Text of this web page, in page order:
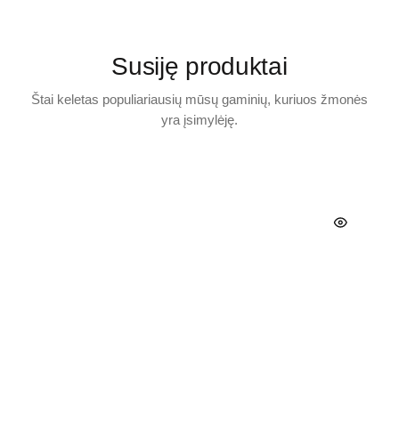
Susiję produktai
Štai keletas populiariausių mūsų gaminių, kuriuos žmonės
yra įsimylėję.